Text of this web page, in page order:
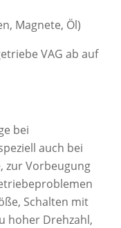
Magnete, Öl)
VAG ab auf
bei
auch bei
zur Vorbeugung
Schalten mit
hoher Drehzahl,